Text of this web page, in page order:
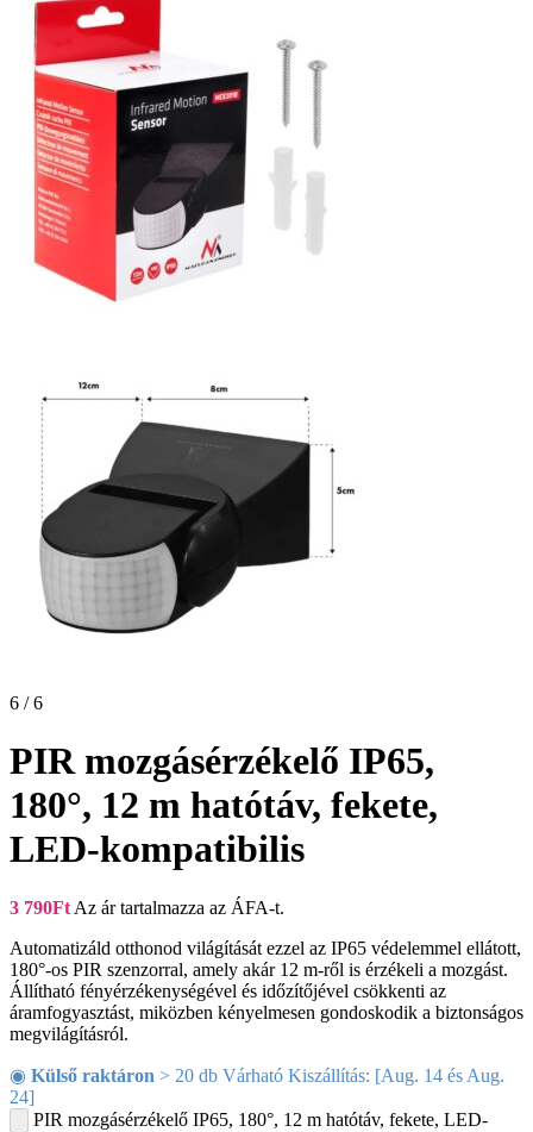
6 / 6
PIR mozgásérzékelő IP65,
180°, 12 m hatótáv, fekete,
LED-kompatibilis
3 790Ft Az ár tartalmazza az ÁFA-t.
Automatizáld otthonod világítását ezzel az IP65 védelemmel ellátott,
180°-os PIR szenzorral, amely akár 12 m-ről is érzékeli a mozgást.
Állítható fényérzékenységével és időzítőjével csökkenti az
áramfogyasztást, miközben kényelmesen gondoskodik a biztonságos
megvilágításról.
◉ Külső raktáron > 20 db Várható Kiszállítás: [Aug. 14 és Aug.
24]
PIR mozgásérzékelő IP65, 180°, 12 m hatótáv, fekete, LED-